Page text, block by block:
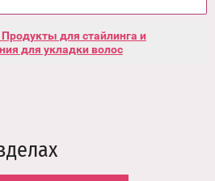
Продукты для стайлинга и
для укладки волос